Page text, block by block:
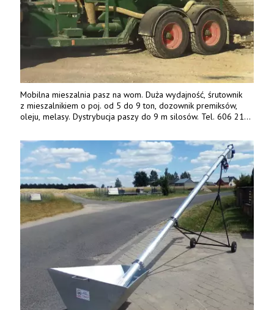
Mobilna mieszalnia pasz na wom. Duża wydajność, śrutownik
z mieszalnikiem o poj. od 5 do 9 ton, dozownik premiksów,
oleju, melasy. Dystrybucja paszy do 9 m silosów. Tel. 606 211